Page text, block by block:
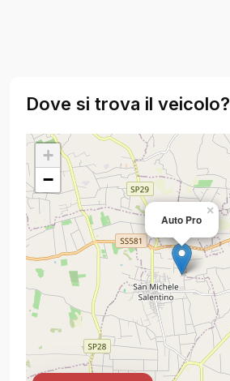
Dove si trova il veicolo?
Auto Pro
×
+
−